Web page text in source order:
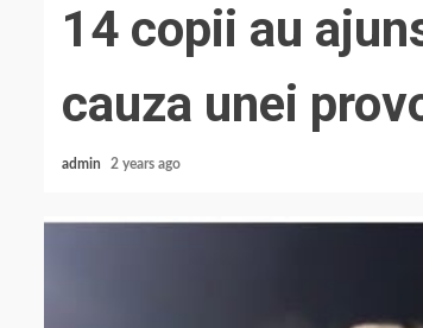
14 copii au
cauza unei
admin 2 years ago